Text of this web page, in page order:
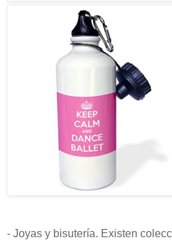
- Joyas y bisutería. Existen